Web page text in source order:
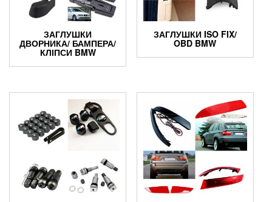
ЗАГЛУШКИ
ДВОРНИКА/ БАМПЕРА/
КЛІПСИ BMW
ЗАГЛУШКИ ISO FIX/
OBD BMW